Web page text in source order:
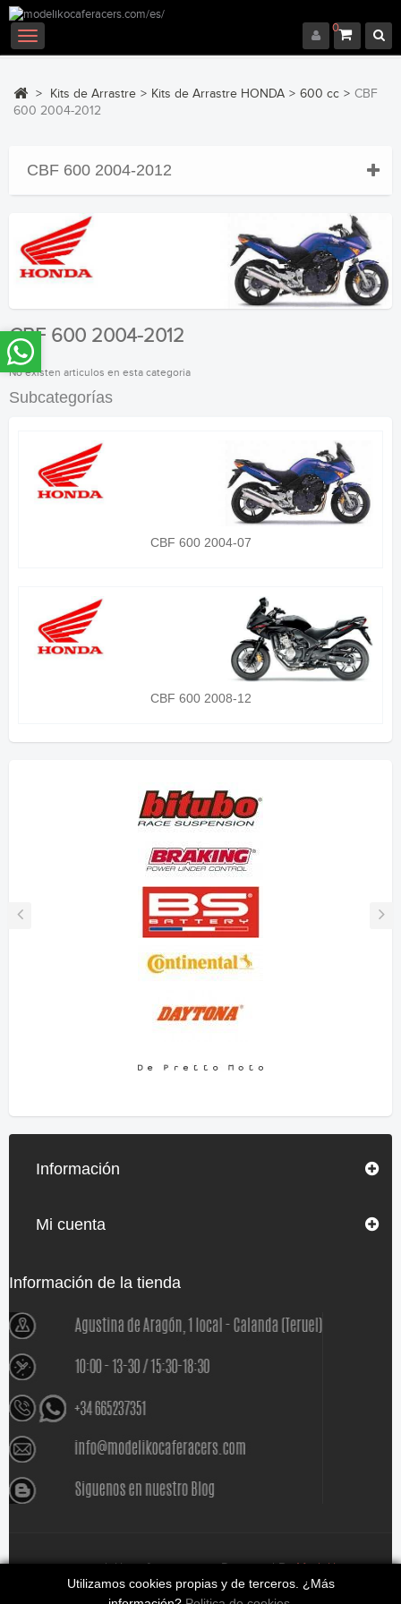
0
Navegación
Toggle
> Kits de Arrastre > Kits de Arrastre HONDA > 600 cc > CBF
600 2004-2012
CBF 600 2004-2012
CBF 600 2004-2012
No existen articulos en esta categoria
Subcategorías
CBF 600 2004-07
CBF 600 2008-12
Información
Mi cuenta
Información de la tienda
Utilizamos cookies propias y de terceros. ¿Más
www.modelikocaferacers.com Designed By Modeliko